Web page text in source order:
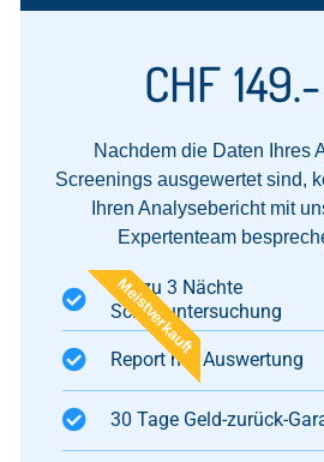
CHF 149.-
Nachdem die Daten Ihres
Screenings ausgewertet sind,
Ihren Analysebericht mit
Expertenteam
Meistverkauft
Bis zu 3 Nächte
Schlafuntersuchung
Report mit Auswertung​
30 Tage Geld-zurück-